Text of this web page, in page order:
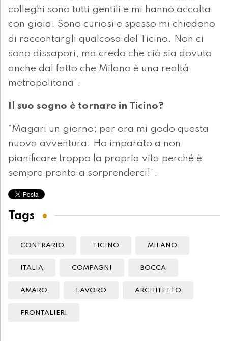
colleghi sono tutti gentili e mi hanno accolta
con gioia. Sono curiosi e spesso mi chiedono
di raccontargli qualcosa del Ticino. Non ci
sono dissapori, ma credo che ciò sia dovuto
anche dal fatto che Milano è una realtà
metropolitana”.
Il suo sogno è tornare in Ticino?
“Magari un giorno; per ora mi godo questa
nuova avventura. Ho imparato a non
pianificare troppo la propria vita perché è
sempre pronta a sorprenderci!”.
Tags
CONTRARIO TICINO MILANO
ITALIA COMPAGNI BOCCA
AMARO LAVORO ARCHITETTO
FRONTALIERI